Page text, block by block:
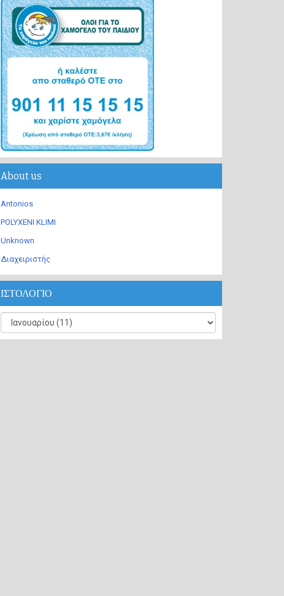
About us
Antonios
POLYXENI KLIMI
Unknown
Διαχειριστής
ΙΣΤΟΛΟΓΙΟ